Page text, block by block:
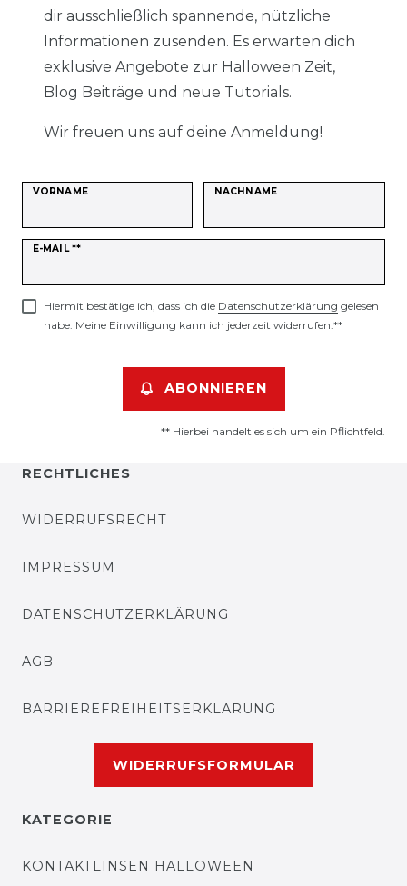
dir ausschließlich spannende, nützliche
Informationen zusenden. Es erwarten dich
exklusive Angebote zur Halloween Zeit,
Blog Beiträge und neue Tutorials.
Wir freuen uns auf deine Anmeldung!
VORNAME NACHNAME
E-MAIL **
Newsletter
Hiermit bestätige ich, dass ich die Daten­schutz­erklärung gelesen
habe. Meine Einwilligung kann ich jederzeit widerrufen.**
ABONNIEREN
** Hierbei handelt es sich um ein Pflichtfeld.
RECHTLICHES
WIDERRUFSRECHT
IMPRESSUM
DATENSCHUTZERKLÄRUNG
AGB
BARRIEREFREIHEITSERKLÄRUNG
WIDERRUFSFORMULAR
KATEGORIE
KONTAKTLINSEN HALLOWEEN